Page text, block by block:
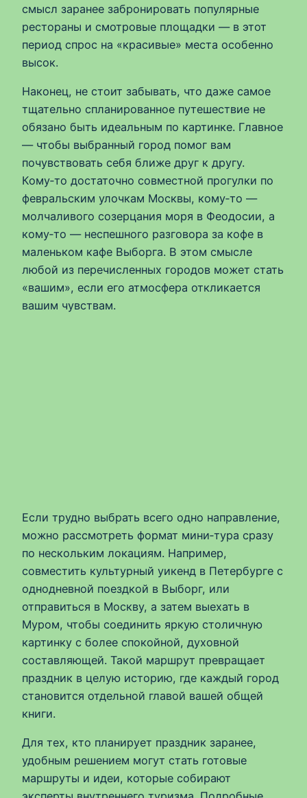
смысл заранее забронировать популярные
рестораны и смотровые площадки — в этот
период спрос на «красивые» места особенно
высок.
Наконец, не стоит забывать, что даже самое
тщательно спланированное путешествие не
обязано быть идеальным по картинке. Главное
— чтобы выбранный город помог вам
почувствовать себя ближе друг к другу.
Кому‑то достаточно совместной прогулки по
февральским улочкам Москвы, кому‑то —
молчаливого созерцания моря в Феодосии, а
кому‑то — неспешного разговора за кофе в
маленьком кафе Выборга. В этом смысле
любой из перечисленных городов может стать
«вашим», если его атмосфера откликается
вашим чувствам.
Если трудно выбрать всего одно направление,
можно рассмотреть формат мини‑тура сразу
по нескольким локациям. Например,
совместить культурный уикенд в Петербурге с
однодневной поездкой в Выборг, или
отправиться в Москву, а затем выехать в
Муром, чтобы соединить яркую столичную
картинку с более спокойной, духовной
составляющей. Такой маршрут превращает
праздник в целую историю, где каждый город
становится отдельной главой вашей общей
книги.
Для тех, кто планирует праздник заранее,
удобным решением могут стать готовые
маршруты и идеи, которые собирают